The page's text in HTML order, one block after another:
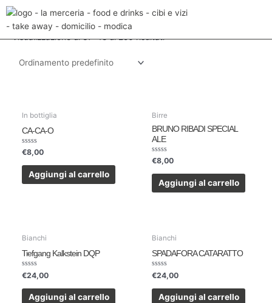
Vai
Home Prodotti / Pagina 4
Visualizzazione di 37-48 di 256 risultati
In bottiglia
CA-CA-O
Valutato
su
€8,00
Aggiungi al carrello
Birre
BRUNO RIBADI SPECIAL
ALE
Valutato
su
€8,00
Aggiungi al carrello
Bianchi
Tiefgang Kalkstein DQP
Valutato
0
su
€24,00
Aggiungi al carrello
Bianchi
SPADAFORA CATARATTO
Valutato
0
su
€24,00
Aggiungi al carrello